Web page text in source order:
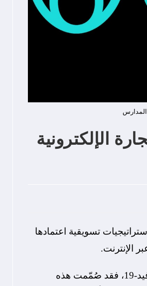
المدارس
الإلكترونية
تسويقية اعتمادها
الإنترنت.
وتزامناً مع إقبال غالبية المستهلكين على التسوق الإلكتروني في فترة ما بعد كوفيد-19، فقد صُمّمت هذه